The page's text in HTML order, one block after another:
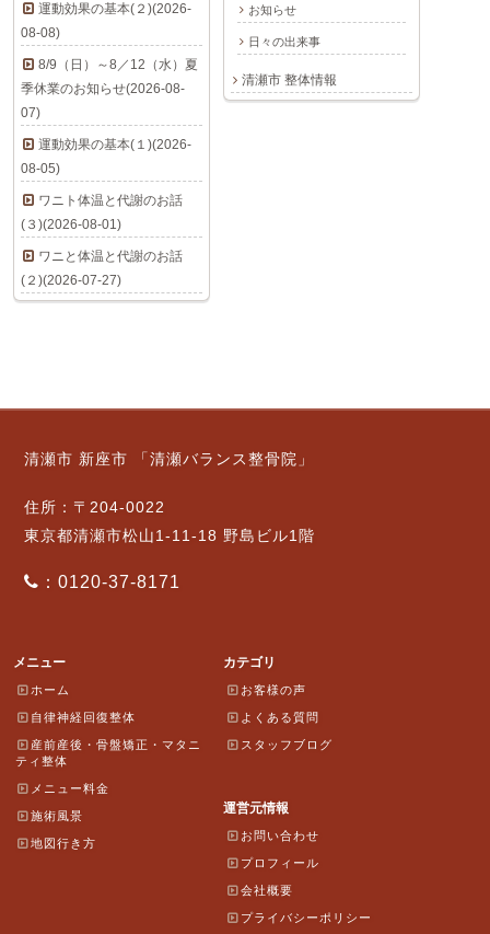
お知らせ
日々の出来事
清瀬市 整体情報
運動効果の基本(２)(2026-
08-08)
8/9（日）～8／12（水）夏
季休業のお知らせ(2026-08-
07)
運動効果の基本(１)(2026-
08-05)
ワニト体温と代謝のお話
(３)(2026-08-01)
ワニと体温と代謝のお話
(２)(2026-07-27)
清瀬市 新座市 「清瀬バランス整骨院」
住所：〒204-0022
東京都清瀬市松山1-11-18 野島ビル1階
：0120-37-8171
メニュー
ホーム
自律神経回復整体
産前産後・骨盤矯正・マタニ
ティ整体
メニュー料金
施術風景
地図行き方
カテゴリ
お客様の声
よくある質問
スタッフブログ
運営元情報
お問い合わせ
プロフィール
会社概要
プライバシーポリシー